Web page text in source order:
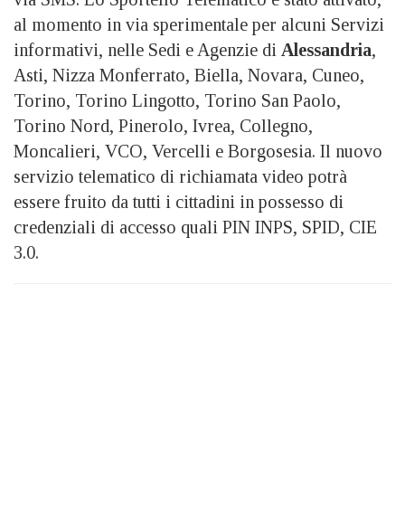
al momento in via sperimentale per alcuni Servizi
informativi, nelle Sedi e Agenzie di Alessandria,
Asti, Nizza Monferrato, Biella, Novara, Cuneo,
Torino, Torino Lingotto, Torino San Paolo,
Torino Nord, Pinerolo, Ivrea, Collegno,
Moncalieri, VCO, Vercelli e Borgosesia. Il nuovo
servizio telematico di richiamata video potrà
essere fruito da tutti i cittadini in possesso di
credenziali di accesso quali PIN INPS, SPID, CIE
3.0.